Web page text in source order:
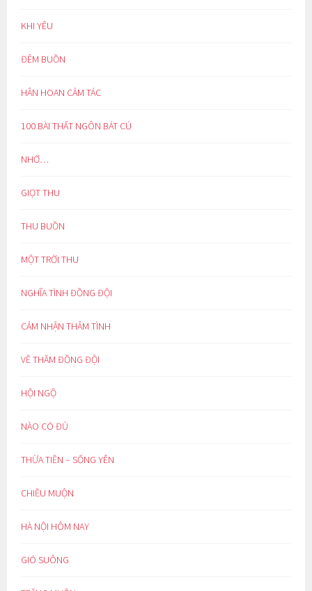
KHI YÊU
ĐÊM BUỒN
HÂN HOAN CẢM TÁC
100 BÀI THẤT NGÔN BÁT CÚ
NHỚ…
GIỌT THU
THU BUỒN
MỘT TRỜI THU
NGHĨA TÌNH ĐỒNG ĐỘI
CẢM NHẬN THÂM TÌNH
VỀ THĂM ĐỒNG ĐỘI
HỘI NGỘ
NÀO CÓ ĐỦ
THỪA TIỀN – SỐNG YÊN
CHIỀU MUỘN
HÀ NỘI HÔM NAY
GIÓ SUÔNG